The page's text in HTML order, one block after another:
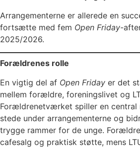
Arrangementerne er allerede en
fortsætte med fem Open Friday-
2025/2026.
Forældrenes rolle
En vigtig del af Open Friday er det
mellem forældre, foreningslivet og
Forældrenetværket spiller en
stede under arrangementerne og
trygge rammer for de unge.
cafesalg og praktisk støtte, mens